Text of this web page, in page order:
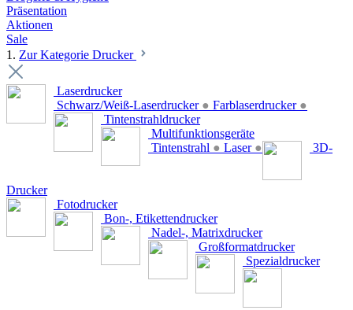
Präsentation
Aktionen
Sale
1. Zur Kategorie Drucker
Laserdrucker
Schwarz/Weiß-Laserdrucker ● Farblaserdrucker ●
Tintenstrahldrucker
Multifunktionsgeräte
Tintenstrahl ● Laser ● 3D-
Drucker
Fotodrucker
Bon-, Etikettendrucker
Nadel-, Matrixdrucker
Großformatdrucker
Spezialdrucker